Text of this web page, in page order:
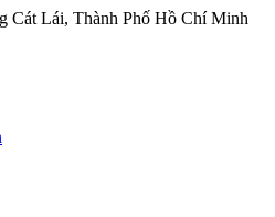
Cát Lái, Thành Phố Hồ Chí Minh